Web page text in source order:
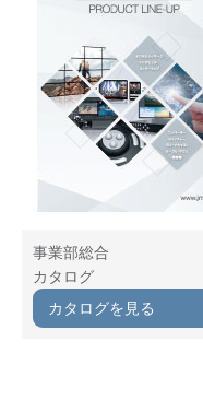
事業部総合
カタログ
カタログを見る